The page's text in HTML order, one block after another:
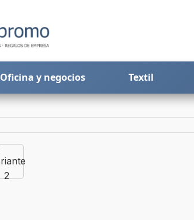
Oficina y negocios Textil